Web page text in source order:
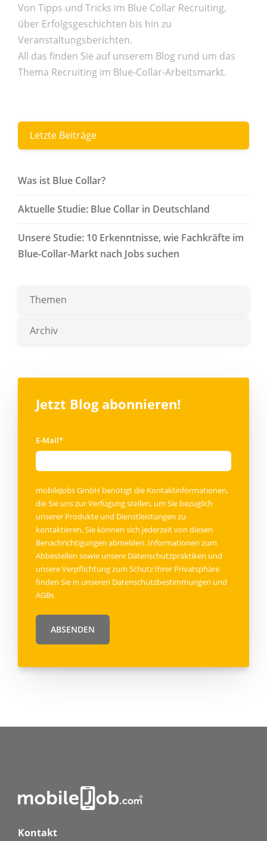
Von Tipps und Tricks im Blue Collar Recruiting,
über Erfolgsgeschichten bis hin zu
Veranstaltungsberichten.
All das finden Sie auf unserem Blog rund um das
Thema Recruiting im Blue-Collar-Arbeitsmarkt.
Letzte Beiträge
Was ist Blue Collar?
Aktuelle Studie: Blue Collar in Deutschland
Unsere Studie: 10 Erkenntnisse, wie Fachkräfte im
Blue-Collar-Markt nach Jobs suchen
Themen
Archiv
Jetzt Blog abonnieren!
E-Mail*
mobileJobs GmbH benötigt die Kontaktinformationen,
die Sie uns zur Verfügung stellen, um Sie bezüglich
unserer Produkte und Dienstleistungen zu
kontaktieren. Sie können sich jederzeit von diesen
Benachrichtigungen abmelden. Informationen zum
Abbestellen sowie unsere Datenschutzpraktiken und
unsere Verpflichtung zum Schutz Ihrer Privatsphäre
finden Sie in unseren Datenschutzbestimmungen und
AGBs
Kontakt